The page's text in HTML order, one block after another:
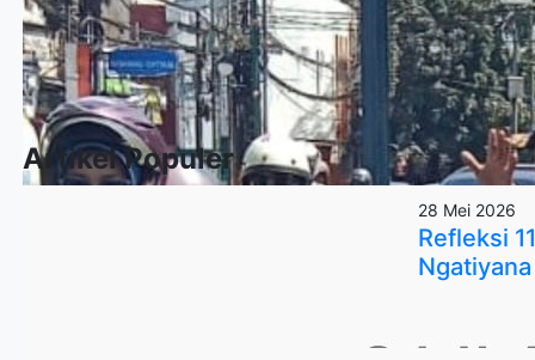
Artikel Populer
28 Mei 2026
Refleksi